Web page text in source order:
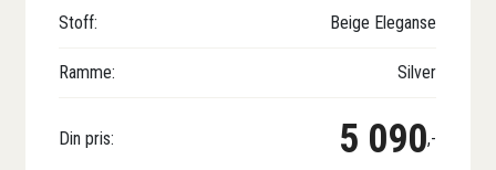
Stoff: Beige Eleganse
Ramme: Silver
Din pris: 5 090,-